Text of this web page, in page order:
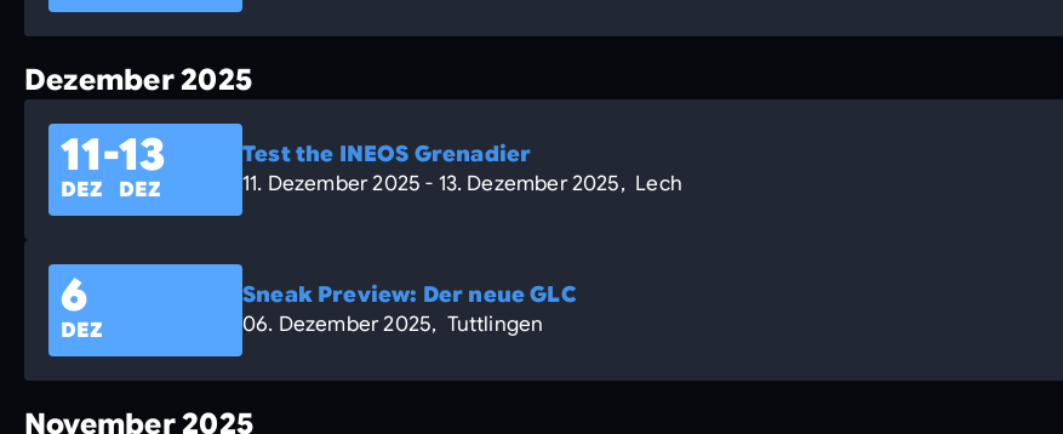
Dezember 2025
11
DEZ
-13
DEZ
Test the INEOS Grenadier
11. Dezember 2025 - 13. Dezember 2025, Lech
6
DEZ
Sneak Preview: Der neue GLC
06. Dezember 2025, Tuttlingen
November 2025